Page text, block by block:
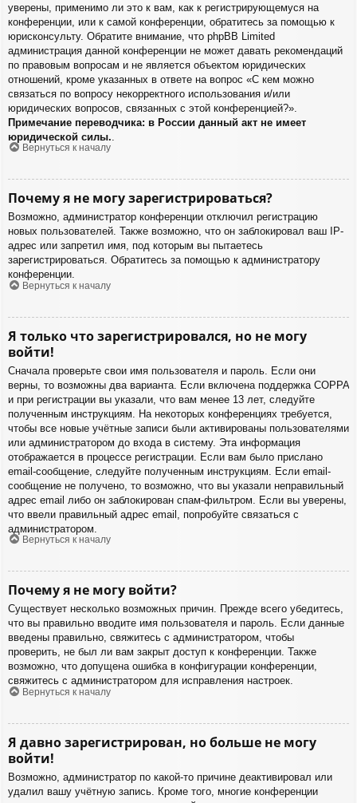
уверены, применимо ли это к вам, как к регистрирующемуся на
конференции, или к самой конференции, обратитесь за помощью к
юрисконсульту. Обратите внимание, что phpBB Limited
администрация данной конференции не может давать рекомендаций
по правовым вопросам и не является объектом юридических
отношений, кроме указанных в ответе на вопрос «С кем можно
связаться по вопросу некорректного использования и/или
юридических вопросов, связанных с этой конференцией?».
Примечание переводчика: в России данный акт не имеет
юридической силы.
Вернуться к началу
Почему я не могу зарегистрироваться?
Возможно, администратор конференции отключил регистрацию
новых пользователей. Также возможно, что он заблокировал ваш IP-
адрес или запретил имя, под которым вы пытаетесь
зарегистрироваться. Обратитесь за помощью к администратору
конференции.
Вернуться к началу
Я только что зарегистрировался, но не могу
войти!
Сначала проверьте свои имя пользователя и пароль. Если они
верны, то возможны два варианта. Если включена поддержка COPPA
и при регистрации вы указали, что вам менее 13 лет, следуйте
полученным инструкциям. На некоторых конференциях требуется,
чтобы все новые учётные записи были активированы пользователями
или администратором до входа в систему. Эта информация
отображается в процессе регистрации. Если вам было прислано
email-сообщение, следуйте полученным инструкциям. Если email-
сообщение не получено, то возможно, что вы указали неправильный
адрес email либо он заблокирован спам-фильтром. Если вы уверены,
что ввели правильный адрес email, попробуйте связаться с
администратором.
Вернуться к началу
Почему я не могу войти?
Существует несколько возможных причин. Прежде всего убедитесь,
что вы правильно вводите имя пользователя и пароль. Если данные
введены правильно, свяжитесь с администратором, чтобы
проверить, не был ли вам закрыт доступ к конференции. Также
возможно, что допущена ошибка в конфигурации конференции,
свяжитесь с администратором для исправления настроек.
Вернуться к началу
Я давно зарегистрирован, но больше не могу
войти!
Возможно, администратор по какой-то причине деактивировал или
удалил вашу учётную запись. Кроме того, многие конференции